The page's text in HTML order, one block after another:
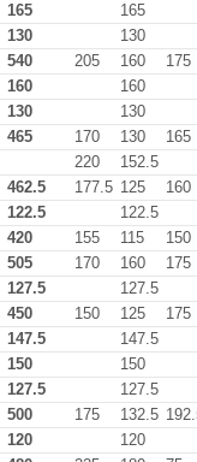
165
165
130
130
540 205 160
175
160
160
130
130
465 170 130
165
220
152.5
462.5 177.5 125
160
122.5
122.5
420 155 115
150
505 170 160
175
127.5
127.5
450 150 125
175
147.5
147.5
150
150
127.5
127.5
500 175 132.5
120
120